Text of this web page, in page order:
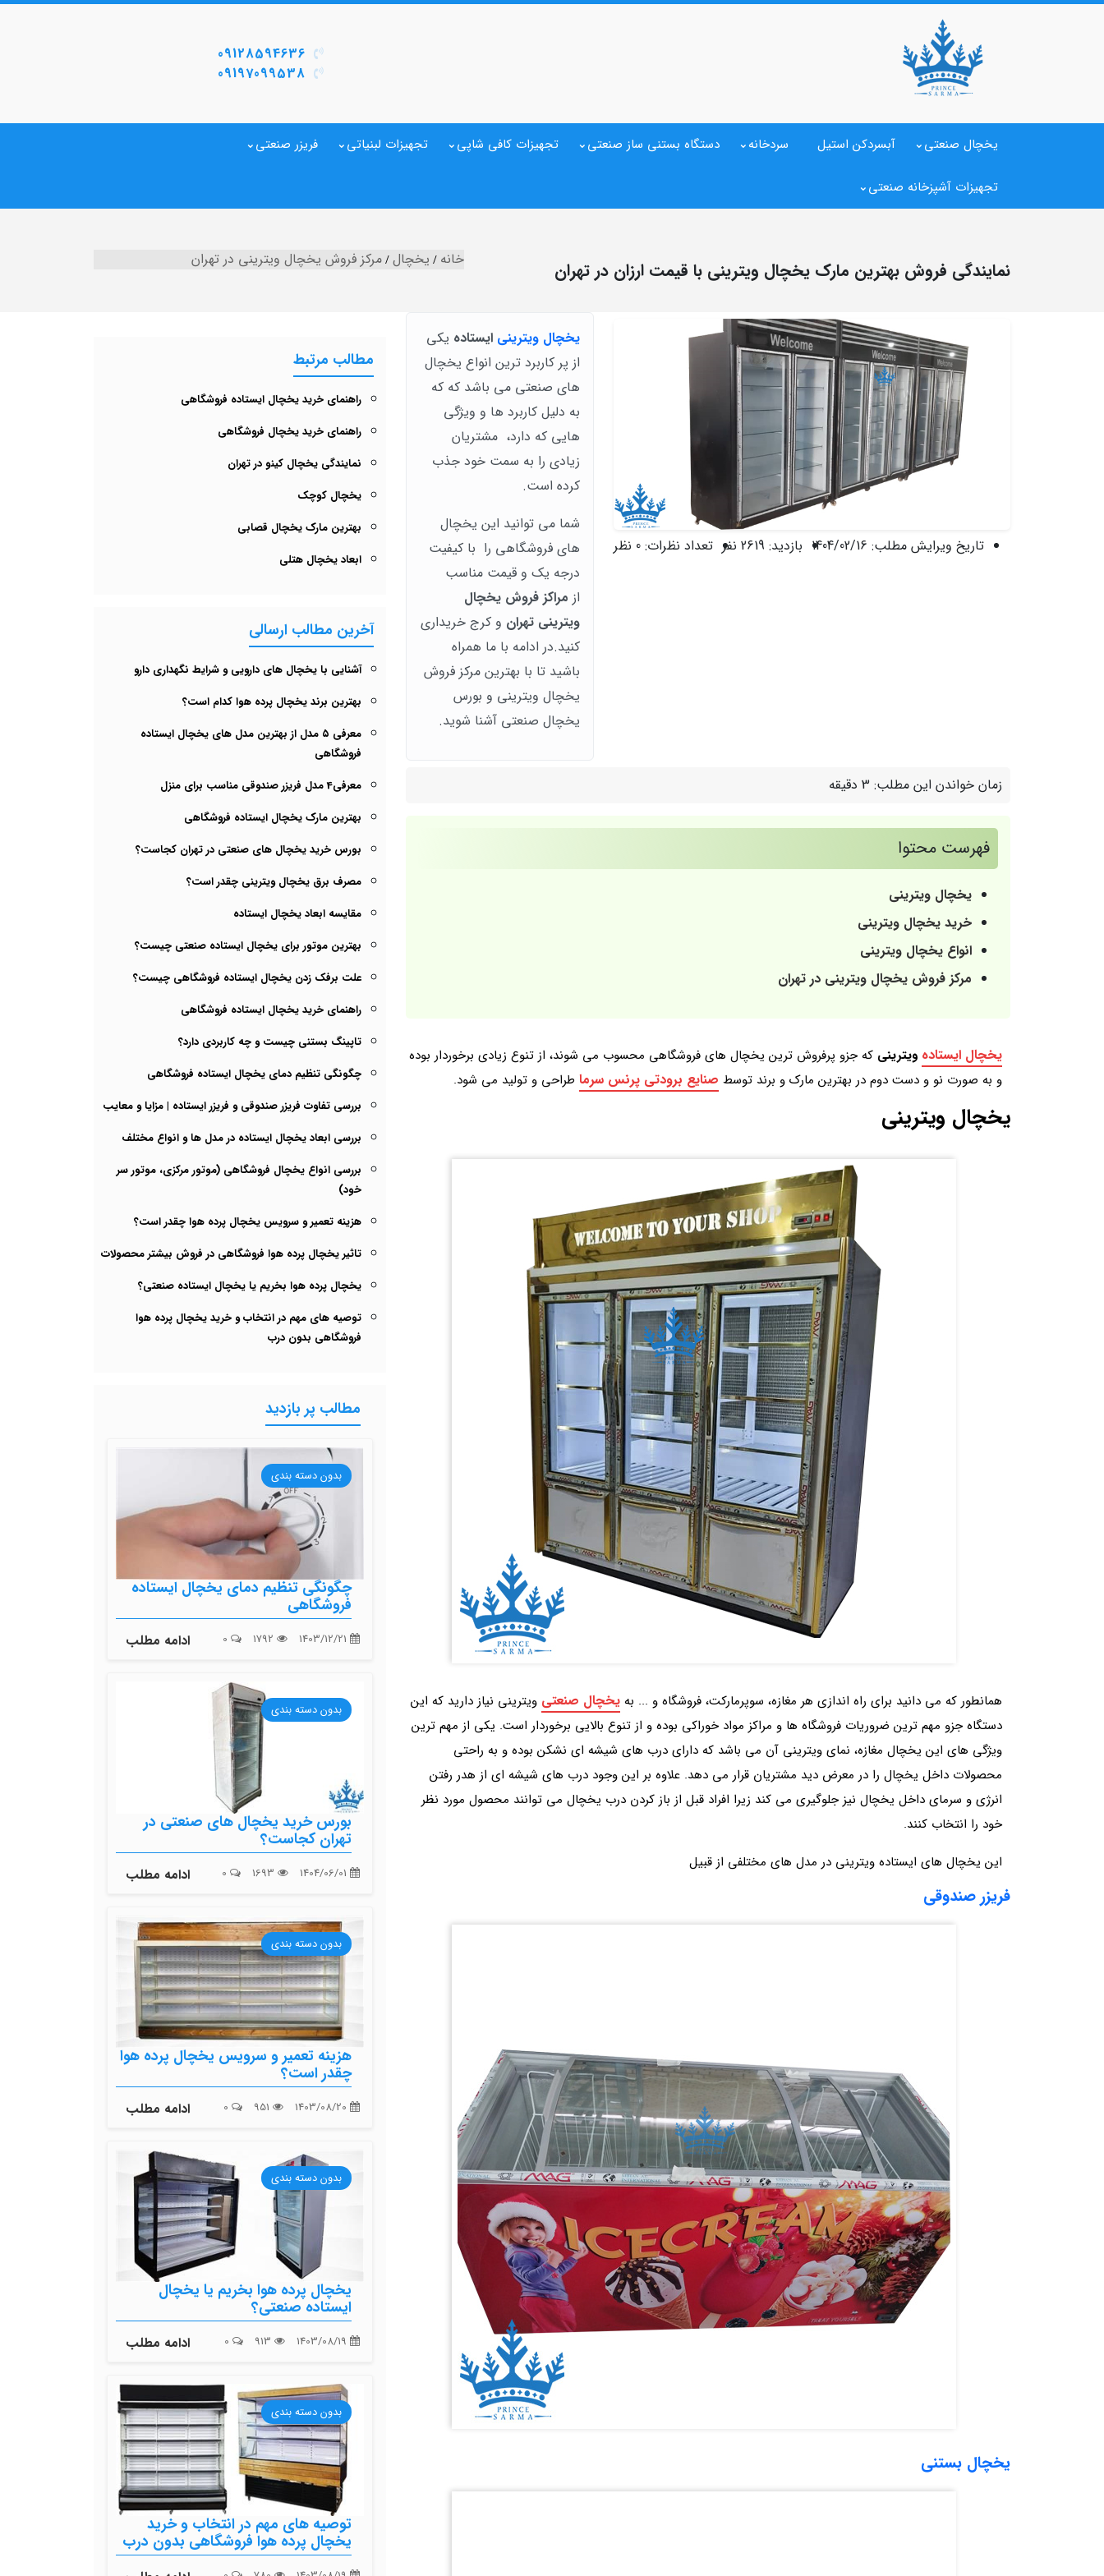
09128594636
09197099538
یخچال صنعتی آبسردکن استیل سردخانه دستگاه بستنی ساز صنعتی تجهیزات کافی شاپی تجهیزات لبنیاتی فریزر صنعتی
تجهیزات آشپزخانه صنعتی
نمایندگی فروش بهترین مارک یخچال ویترینی با قیمت ارزان در تهران خانه یخچال مرکز فروش یخچال ویترینی در تهران
تاریخ ویرایش مطلب: 1404/02/16 بازدید: 2619 نفر تعداد نظرات: 0 نظر
یخچال ویترینی ایستاده یکی
از پر کاربرد ترین انواع یخچال
های صنعتی می باشد که که
به دلیل کاربرد ها و ویژگی
هایی که دارد، مشتریان
زیادی را به سمت خود جذب
کرده است.
شما می توانید این یخچال
های فروشگاهی را با کیفیت
درجه یک و قیمت مناسب
از مراکز فروش یخچال
ویترینی تهران و کرج خریداری
کنید.در ادامه با ما همراه
باشید تا با بهترین مرکز فروش
یخچال ویترینی و بورس
یخچال صنعتی آشنا شوید.
زمان خواندن این مطلب: 3 دقیقه
فهرست محتوا
یخچال ویترینی
خرید یخچال ویترینی
انواع یخچال ویترینی
مرکز فروش یخچال ویترینی در تهران
یخچال ایستاده ویترینی که جزو پرفروش ترین یخچال های فروشگاهی محسوب می شوند، از تنوع زیادی برخوردار بوده
و به صورت نو و دست دوم در بهترین مارک و برند توسط صنایع برودتی پرنس سرما طراحی و تولید می شود.
یخچال ویترینی
همانطور که می دانید برای راه اندازی هر مغازه، سوپرمارکت، فروشگاه و ... به یخچال صنعتی ویترینی نیاز دارید که این
دستگاه جزو مهم ترین ضروریات فروشگاه ها و مراکز مواد خوراکی بوده و از تنوع بالایی برخوردار است. یکی از مهم ترین
ویژگی های این یخچال مغازه، نمای ویترینی آن می باشد که دارای درب های شیشه ای نشکن بوده و به راحتی
محصولات داخل یخچال را در معرض دید مشتریان قرار می دهد. علاوه بر این وجود درب های شیشه ای از هدر رفتن
انرژی و سرمای داخل یخچال نیز جلوگیری می کند زیرا افراد قبل از باز کردن درب یخچال می توانند محصول مورد نظر
خود را انتخاب کنند.
این یخچال های ایستاده ویترینی در مدل های مختلفی از قبیل
فریزر صندوقی
یخچال بستنی
مطالب مرتبط
راهنمای خرید یخچال ایستاده فروشگاهی
راهنمای خرید یخچال فروشگاهی
نمایندگی یخچال کینو در تهران
یخچال کوچک
بهترین مارک یخچال قصابی
ابعاد یخچال هتلی
آخرین مطالب ارسالی
آشنایی با یخچال های دارویی و شرایط نگهداری دارو
بهترین برند یخچال پرده هوا کدام است؟
معرفی ۵ مدل از بهترین مدل های یخچال‌ ایستاده
فروشگاهی
معرفی4 مدل فریزر صندوقی مناسب برای منزل
بهترین مارک یخچال ایستاده فروشگاهی
بورس خرید یخچال های صنعتی در تهران کجاست؟
مصرف برق یخچال ویترینی چقدر است؟
مقایسه ابعاد یخچال ایستاده
بهترین موتور برای یخچال ایستاده صنعتی چیست؟
علت برفک زدن یخچال ایستاده فروشگاهی چیست؟
راهنمای خرید یخچال ایستاده فروشگاهی
تاپینگ بستنی چیست و چه کاربردی دارد؟
چگونگی تنظیم دمای یخچال ایستاده فروشگاهی
بررسی تفاوت فریزر صندوقی و فریزر ایستاده | مزایا و معایب
بررسی ابعاد یخچال ایستاده در مدل ها و انواع مختلف
بررسی انواع یخچال فروشگاهی (موتور مرکزی، موتور سر
خود)
هزینه تعمیر و سرویس یخچال پرده هوا چقدر است؟
تاثیر یخچال پرده هوا فروشگاهی در فروش بیشتر محصولات
یخچال پرده هوا بخریم یا یخچال ایستاده صنعتی؟
توصیه های مهم در انتخاب و خرید یخچال پرده هوا
فروشگاهی بدون درب
مطالب پر بازدید
بدون دسته بندی
چگونگی تنظیم دمای یخچال ایستاده
فروشگاهی
ادامه مطلب
بدون دسته بندی
بورس خرید یخچال های صنعتی در
تهران کجاست؟
ادامه مطلب
بدون دسته بندی
هزینه تعمیر و سرویس یخچال پرده هوا
چقدر است؟
ادامه مطلب
بدون دسته بندی
یخچال پرده هوا بخریم یا یخچال
ایستاده صنعتی؟
ادامه مطلب
بدون دسته بندی
توصیه های مهم در انتخاب و خرید
یخچال پرده هوا فروشگاهی بدون درب